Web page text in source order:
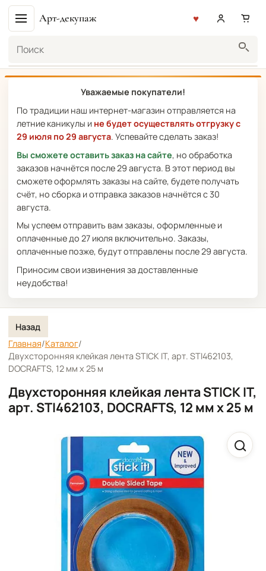
Арт-декупаж
Уважаемые покупатели!
По традиции наш интернет-магазин отправляется на
летние каникулы и не будет осуществлять отгрузку с
29 июля по 29 августа. Успевайте сделать заказ!
Вы сможете оставить заказ на сайте, но обработка
заказов начнётся после 29 августа. В этот период вы
сможете оформлять заказы на сайте, будете получать
счёт, но сборка и отправка заказов начнётся с 30
августа.
Мы успеем отправить вам заказы, оформленные и
оплаченные до 27 июля включительно. Заказы,
оплаченные позже, будут отправлены после 29 августа.
Приносим свои извинения за доставленные
неудобства!
Назад
Главная/Каталог/
Двухсторонняя клейкая лента STICK IT, арт. STI462103,
DOCRAFTS, 12 мм х 25 м
Двухсторонняя клейкая лента STICK IT,
арт. STI462103, DOCRAFTS, 12 мм х 25 м